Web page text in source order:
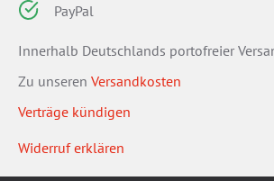
PayPal
Innerhalb Deutschlands portofreier
Zu unseren Versandkosten
Verträge kündigen
Widerruf erklären